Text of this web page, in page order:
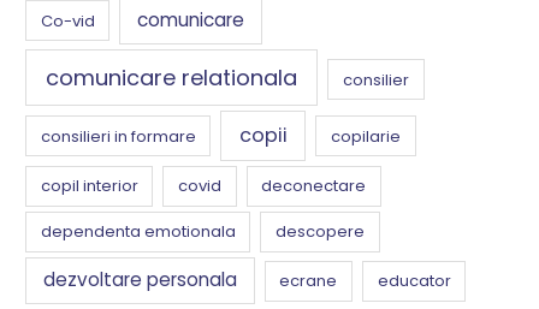
Co-vid comunicare
comunicare relationala consilier
consilieri in formare copii copilarie
copil interior covid
deconectare
dependenta emotionala
descopere
dezvoltare personala ecrane educator